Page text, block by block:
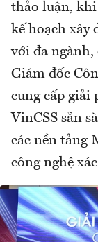
thảo luận, khi
kế hoạch xây
với đa
Giám đốc
cung cấp giải
VinCSS sẵn
các nền tảng
công nghệ